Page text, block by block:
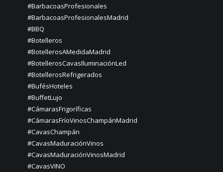
#BarbacoasProfesionales
#BarbacoasProfesionalesMadrid
#BBQ
#Botelleros
#BotellerosAMedidaMadrid
#BotellerosCavasIluminaciónLed
#BotellerosRefrigerados
#BufésHoteles
#BuffetLujo
#CámarasFrigoríficas
#CámarasFríoVinosChampánMadrid
#CavasChampán
#CavasMaduraciónVinos
#CavasMaduraciónVinosMadrid
#CavasVINO